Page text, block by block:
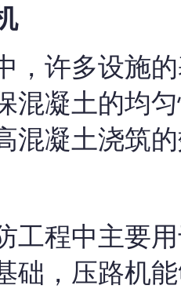
，许多设施
混凝土的均
混凝土浇筑
工程中主要
础，压路机